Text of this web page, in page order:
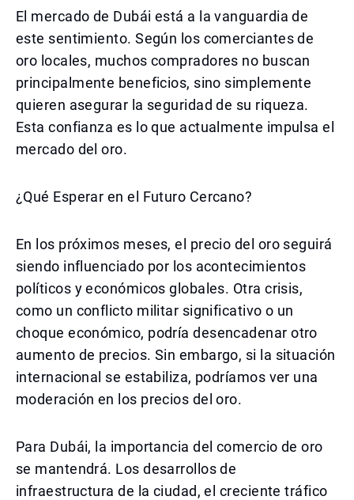
El mercado de Dubái está a la vanguardia de
este sentimiento. Según los comerciantes de
oro locales, muchos compradores no buscan
principalmente beneficios, sino simplemente
quieren asegurar la seguridad de su riqueza.
Esta confianza es lo que actualmente impulsa el
mercado del oro.
¿Qué Esperar en el Futuro Cercano?
En los próximos meses, el precio del oro seguirá
siendo influenciado por los acontecimientos
políticos y económicos globales. Otra crisis,
como un conflicto militar significativo o un
choque económico, podría desencadenar otro
aumento de precios. Sin embargo, si la situación
internacional se estabiliza, podríamos ver una
moderación en los precios del oro.
Para Dubái, la importancia del comercio de oro
se mantendrá. Los desarrollos de
infraestructura de la ciudad, el creciente tráfico